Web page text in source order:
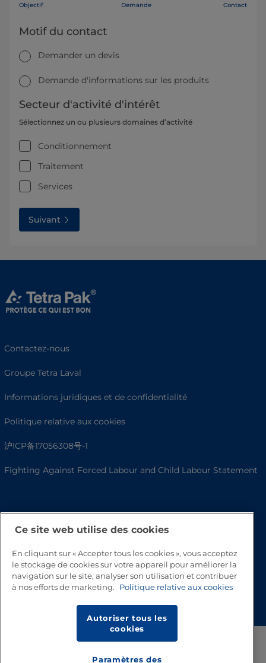
Objectif Demande Contact
Motif du contact
Demander un devis
Demande d'informations sur les produits
Secteur d'activité d'intérêt
Sélectionnez un ou plusieurs domaines d’activité
Conditionnement
Traitement
Services
Suivant
Contactez-nous
Groupe Tetra Laval
Informations juridiques et de confidentialité
Politique relative aux cookies
沪ICP备17056308号-1
Fighting Against Forced Labour and Child Labour Statement
Haut de page
Ce site web utilise des cookies
En cliquant sur « Accepter tous les cookies », vous acceptez
le stockage de cookies sur votre appareil pour améliorer la
navigation sur le site, analyser son utilisation et contribuer
à nos efforts de marketing.
Politique relative aux cookies
Autoriser tous les
cookies
Paramètres des